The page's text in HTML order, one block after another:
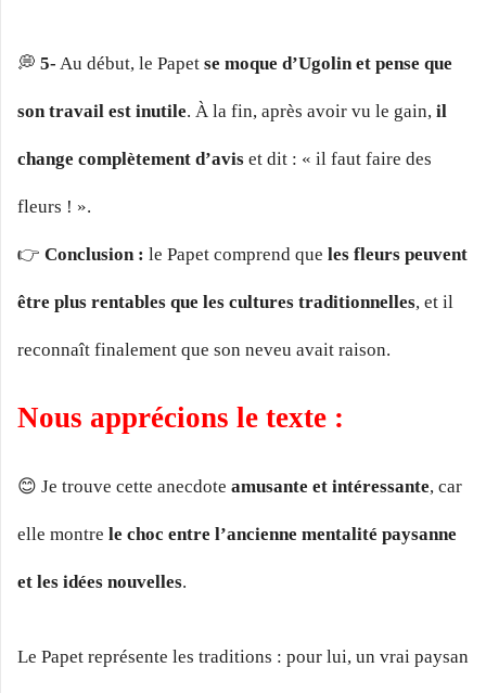
💭 5- Au début, le Papet se moque d’Ugolin et pense que
son travail est inutile. À la fin, après avoir vu le gain, il
change complètement d’avis et dit : « il faut faire des
fleurs ! ».
👉 Conclusion : le Papet comprend que les fleurs peuvent
être plus rentables que les cultures traditionnelles, et il
reconnaît finalement que son neveu avait raison.
Nous apprécions le texte :
😊 Je trouve cette anecdote amusante et intéressante, car
elle montre le choc entre l’ancienne mentalité paysanne
et les idées nouvelles.
Le Papet représente les traditions : pour lui, un vrai paysan